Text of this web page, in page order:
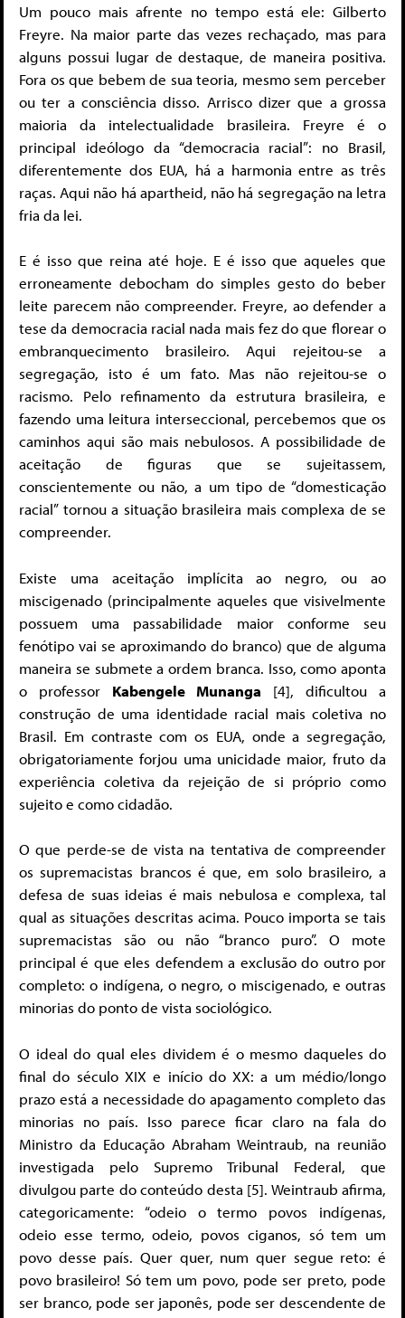
Um pouco mais afrente no tempo está ele: Gilberto
Freyre. Na maior parte das vezes rechaçado, mas para
alguns possui lugar de destaque, de maneira positiva.
Fora os que bebem de sua teoria, mesmo sem perceber
ou ter a consciência disso. Arrisco dizer que a grossa
maioria da intelectualidade brasileira. Freyre é o
principal ideólogo da “democracia racial”: no Brasil,
diferentemente dos EUA, há a harmonia entre as três
raças. Aqui não há apartheid, não há segregação na letra
fria da lei.
E é isso que reina até hoje. E é isso que aqueles que
erroneamente debocham do simples gesto do beber
leite parecem não compreender. Freyre, ao defender a
tese da democracia racial nada mais fez do que florear o
embranquecimento brasileiro. Aqui rejeitou-se a
segregação, isto é um fato. Mas não rejeitou-se o
racismo. Pelo refinamento da estrutura brasileira, e
fazendo uma leitura interseccional, percebemos que os
caminhos aqui são mais nebulosos. A possibilidade de
aceitação de figuras que se sujeitassem,
conscientemente ou não, a um tipo de “domesticação
racial” tornou a situação brasileira mais complexa de se
compreender.
Existe uma aceitação implícita ao negro, ou ao
miscigenado (principalmente aqueles que visivelmente
possuem uma passabilidade maior conforme seu
fenótipo vai se aproximando do branco) que de alguma
maneira se submete a ordem branca. Isso, como aponta
o professor Kabengele Munanga [4], dificultou a
construção de uma identidade racial mais coletiva no
Brasil. Em contraste com os EUA, onde a segregação,
obrigatoriamente forjou uma unicidade maior, fruto da
experiência coletiva da rejeição de si próprio como
sujeito e como cidadão.
O que perde-se de vista na tentativa de compreender
os supremacistas brancos é que, em solo brasileiro, a
defesa de suas ideias é mais nebulosa e complexa, tal
qual as situações descritas acima. Pouco importa se tais
supremacistas são ou não “branco puro”. O mote
principal é que eles defendem a exclusão do outro por
completo: o indígena, o negro, o miscigenado, e outras
minorias do ponto de vista sociológico.
O ideal do qual eles dividem é o mesmo daqueles do
final do século XIX e início do XX: a um médio/longo
prazo está a necessidade do apagamento completo das
minorias no país. Isso parece ficar claro na fala do
Ministro da Educação Abraham Weintraub, na reunião
investigada pelo Supremo Tribunal Federal, que
divulgou parte do conteúdo desta [5]. Weintraub afirma,
categoricamente: “odeio o termo povos indígenas,
odeio esse termo, odeio, povos ciganos, só tem um
povo desse país. Quer quer, num quer segue reto: é
povo brasileiro! Só tem um povo, pode ser preto, pode
ser branco, pode ser japonês, pode ser descendente de